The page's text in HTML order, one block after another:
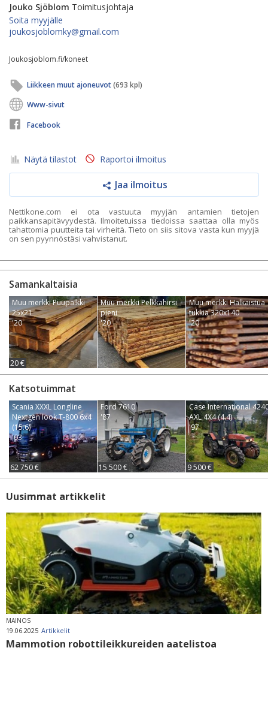
Jouko Sjöblom Toimitusjohtaja
Soita myyjälle
joukosjoblomky@gmail.com
Joukosjoblom.fi/koneet
Liikkeen muut ajoneuvot(693 kpl)
Www-sivut
Facebook
Näytä tilastot Raportoi ilmoitus
Jaa ilmoitus
Nettikone.com ei ota vastuuta myyjän antamien tietojen
paikkansapitävyydestä. Ilmoitetuissa tiedoissa saattaa olla myös
tahattomia puutteita tai virheitä. Tieto on siis sitova vasta kun myyjä
on sen pyynnöstäsi vahvistanut.
Samankaltaisia
Muu merkki Puupalkki
25x21
'20
20 €
Muu merkki Pelkkahirsi
pieni
'20
Muu merkki Halkaistua
tukkia 320x140
'20
Katsotuimmat
Scania XXXL Longline
Nextgen look T-800 6x4
(15.6)
'03
62 750 €
Ford 7610
'87
15 500 €
Case International
AXL 4X4 (4.4)
'97
9 500 €
Uusimmat artikkelit
MAINOS
19.06.2025 Artikkelit
Mammotion robottileikkureiden aatelistoa